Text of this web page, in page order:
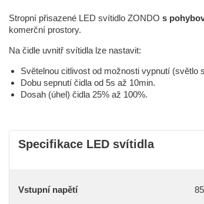
Stropní přisazené LED svítidlo ZONDO s
komerční prostory.
Na čidle uvnitř svítidla lze nastavit:
Světelnou citlivost od možnosti vypnutí (světlo
Dobu sepnutí čidla od 5s až 10min.
Dosah (úhel) čidla 25% až 100%.
Specifikace LED svítidla
Vstupní napětí